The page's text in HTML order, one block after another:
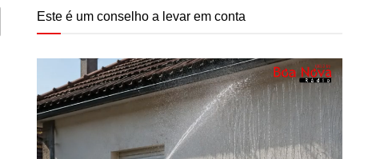
Este é um conselho a levar em conta